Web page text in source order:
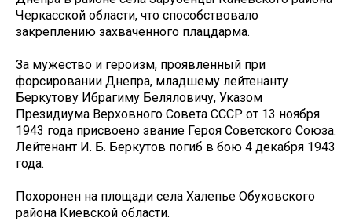
Черкасской области, что способствовало
закреплению захваченного плацдарма.
За мужество и героизм, проявленный при
форсировании Днепра, младшему лейтенанту
Беркутову Ибрагиму Беляловичу, Указом
Президиума Верховного Совета СССР от 13 ноября
1943 года присвоено звание Героя Советского Союза.
Лейтенант И. Б. Беркутов погиб в бою 4 декабря 1943
года.
Похоронен на площади села Халепье Обуховского
района Киевской области.